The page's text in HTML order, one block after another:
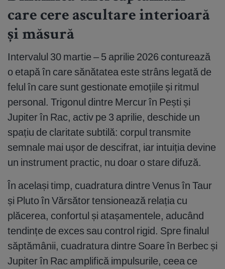
care cere ascultare interioară
și măsură
Intervalul 30 martie – 5 aprilie 2026 conturează
o etapă în care sănătatea este strâns legată de
felul în care sunt gestionate emoțiile și ritmul
personal. Trigonul dintre Mercur în Pești și
Jupiter în Rac, activ pe 3 aprilie, deschide un
spațiu de claritate subtilă: corpul transmite
semnale mai ușor de descifrat, iar intuiția devine
un instrument practic, nu doar o stare difuză.
În același timp, cuadratura dintre Venus în Taur
și Pluto în Vărsător tensionează relația cu
plăcerea, confortul și atașamentele, aducând
tendințe de exces sau control rigid. Spre finalul
săptămânii, cuadratura dintre Soare în Berbec și
Jupiter în Rac amplifică impulsurile, ceea ce